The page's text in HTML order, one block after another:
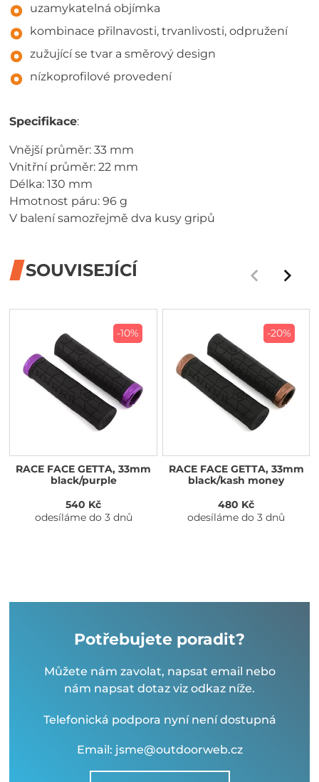
uzamykatelná objímka
kombinace přilnavosti, trvanlivosti, odpružení
zužující se tvar a směrový design
nízkoprofilové provedení
Specifikace:
Vnější průměr: 33 mm
Vnitřní průměr: 22 mm
Délka: 130 mm
Hmotnost páru: 96 g
V balení samozřejmě dva kusy gripů
SOUVISEJÍCÍ
-10%
RACE FACE GETTA, 33mm
black/purple
540 Kč
odesíláme do 3 dnů
-20%
RACE FACE GETTA, 33mm
black/kash money
480 Kč
odesíláme do 3 dnů
Potřebujete poradit?
Můžete nám zavolat, napsat email nebo
nám napsat dotaz viz odkaz níže.
Telefonická podpora nyní není dostupná
Email: jsme@outdoorweb.cz